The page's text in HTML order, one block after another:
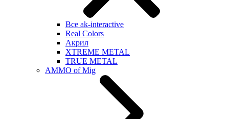
Все ak-interactive
Real Colors
Акрил
XTREME METAL
TRUE METAL
AMMO of Mig